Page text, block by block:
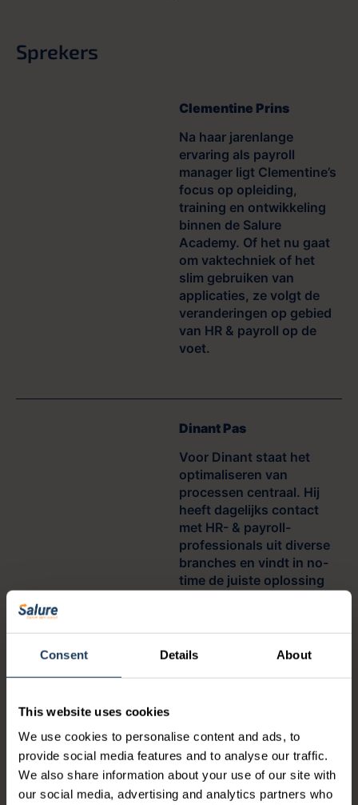
Consent Details About
This website uses cookies
We use cookies to personalise content and ads, to
provide social media features and to analyse our traffic.
We also share information about your use of our site with
our social media, advertising and analytics partners who
Sprekers
Clementine Prins
Na haar jarenlange
ervaring als payroll
manager ligt Clementine’s
focus op opleiding,
training en ontwikkeling
binnen de Salure
Academy. Of het nu gaat
om vaktechniek of het
slim gebruiken van
applicaties, ze volgt de
veranderingen op gebied
van HR & payroll op de
voet.
Dinant Pas
Voor Dinant staat het
optimaliseren van
processen centraal. Hij
heeft dagelijks contact
met HR- & payroll-
professionals uit diverse
branches en vindt in no-
time de juiste oplossing
Heb je een vraag over dit webinar?
Neem dan contact met ons op!
Stuur een e-mail naarinfo@salure.nl
Of bel ons op+31 182 543 643